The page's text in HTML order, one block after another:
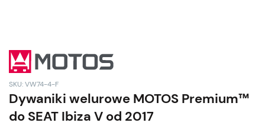
SKU: VW74-4-F
Dywaniki welurowe MOTOS Premium™
do SEAT Ibiza V od 2017